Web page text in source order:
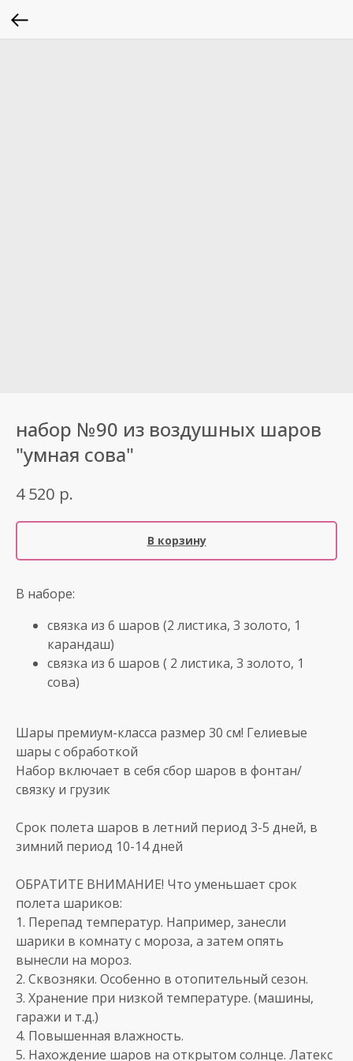
набор №90 из воздушных шаров
"умная сова"
4 520 р.
В корзину
В наборе:
связка из 6 шаров (2 листика, 3 золото, 1
карандаш)
связка из 6 шаров ( 2 листика, 3 золото, 1
сова)
Шары премиум-класса размер 30 см! Гелиевые
шары с обработкой
Набор включает в себя сбор шаров в фонтан/
связку и грузик
Срок полета шаров в летний период 3-5 дней, в
зимний период 10-14 дней
ОБРАТИТЕ ВНИМАНИЕ! Что уменьшает срок
полета шариков:
1. Перепад температур. Например, занесли
шарики в комнату с мороза, а затем опять
вынесли на мороз.
2. Сквозняки. Особенно в отопительный сезон.
3. Хранение при низкой температуре. (машины,
гаражи и т.д.)
4. Повышенная влажность.
5. Нахождение шаров на открытом солнце. Латекс